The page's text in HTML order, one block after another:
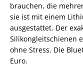
brauchen, die
sie ist mit einem
ausgestattet. Der
Silikongleitschienen
ohne Stress. Die
Euro.